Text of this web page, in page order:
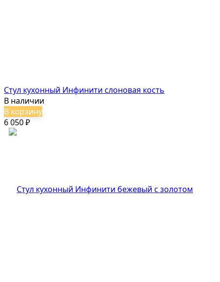
Стул кухонный Инфинити слоновая кость
В наличии
В корзину
6 050 ₽